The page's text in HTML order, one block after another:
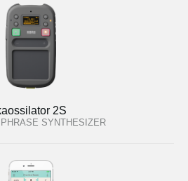
2S
SYNTHESIZER